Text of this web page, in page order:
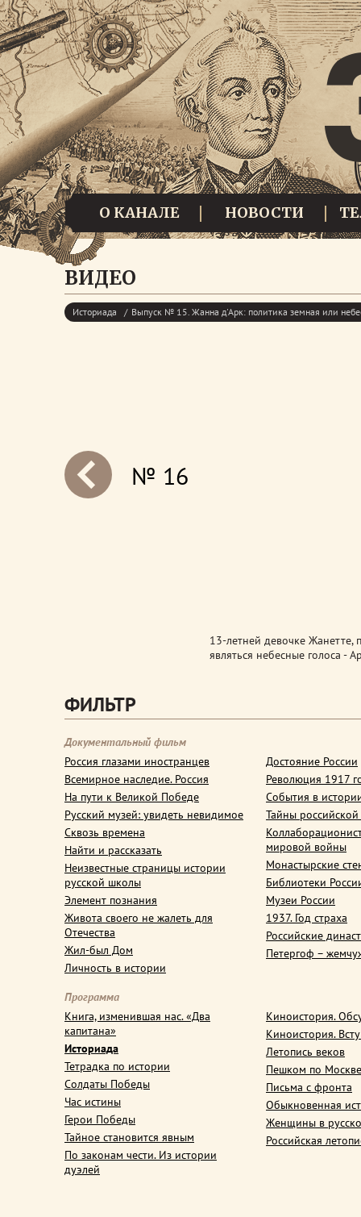
О КАНАЛЕ НОВОСТИ
ВИДЕО
Историада Выпуск № 15. Жанна д'Арк: политика земная или
№ 16
13-летней девочке Жанетте,
являться небесные голоса -
ФИЛЬТР
Документальный фильм
Россия глазами иностранцев
Всемирное наследие. Россия
На пути к Великой Победе
Русский музей: увидеть невидимое
Сквозь времена
Найти и рассказать
Неизвестные страницы истории
русской школы
Элемент познания
Живота своего не жалеть для
Отечества
Жил-был Дом
Личность в истории
Достояние России
Революция 1917
События в
Тайны
мировой войны
Монастырские
Библиотеки
Музеи России
1937. Год страха
Российские
Петергоф –
Программа
Книга, изменившая нас. «Два
капитана»
Историада
Тетрадка по истории
Солдаты Победы
Час истины
Герои Победы
Тайное становится явным
По законам чести. Из истории
дуэлей
Киноистория.
Киноистория.
Летопись веков
Пешком по Москве
Письма с фронта
Обыкновенная
Женщины в
Российская